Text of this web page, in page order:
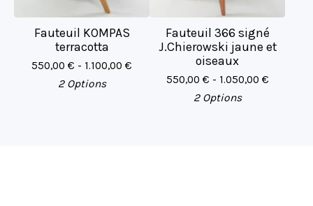
Fauteuil KOMPAS
terracotta
550,00 € - 1.100,00 €
2 Options
Fauteuil 366 signé
J.Chierowski jaune et
oiseaux
550,00 € - 1.050,00 €
2 Options